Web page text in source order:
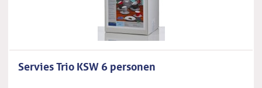
Servies Trio KSW 6 personen